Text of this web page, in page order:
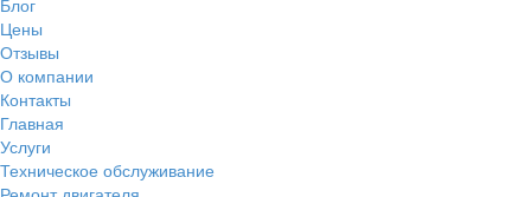
Блог
Цены
Отзывы
О компании
Контакты
Главная
Услуги
Техническое обслуживание